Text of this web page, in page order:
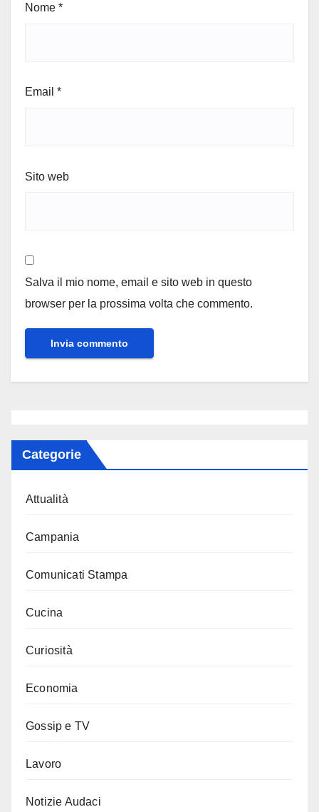
Nome *
Email *
Sito web
Salva il mio nome, email e sito web in questo
browser per la prossima volta che commento.
Categorie
Attualità
Campania
Comunicati Stampa
Cucina
Curiosità
Economia
Gossip e TV
Lavoro
Notizie Audaci